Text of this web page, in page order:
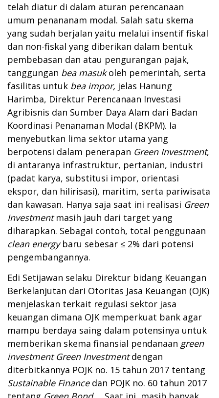
telah diatur di dalam aturan perencanaan
umum penananam modal. Salah satu skema
yang sudah berjalan yaitu melalui insentif fiskal
dan non-fiskal yang diberikan dalam bentuk
pembebasan dan atau pengurangan pajak,
tanggungan bea masukoleh pemerintah, serta
fasilitas untuk bea impor, jelas Hanung
Harimba, Direktur Perencanaan Investasi
Agribisnis dan Sumber Daya Alam dari Badan
Koordinasi Penanaman Modal (BKPM). Ia
menyebutkan lima sektor utama yang
berpotensi dalam penerapan Green Investment,
di antaranya infrastruktur, pertanian, industri
(padat karya, substitusi impor, orientasi
ekspor, dan hilirisasi), maritim, serta pariwisata
dan kawasan. Hanya saja saat ini realisasi Green
Investmentmasih jauh dari target yang
diharapkan. Sebagai contoh, total penggunaan
clean energybaru sebesar ≤ 2% dari potensi
pengembangannya.
Edi Setijawan selaku Direktur bidang Keuangan
Berkelanjutan dari Otoritas Jasa Keuangan (OJK)
menjelaskan terkait regulasi sektor jasa
keuangan dimana OJK memperkuat bank agar
mampu berdaya saing dalam potensinya untuk
memberikan skema finansial pendanaan green
investment Green Investmentdengan
diterbitkannya POJK no. 15 tahun 2017 tentang
Sustainable Finance dan POJK no. 60 tahun 2017